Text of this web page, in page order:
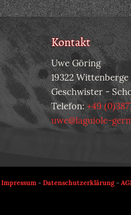
Kontakt
Uwe Göring
19322 Wittenberge
Geschwister -
Telefon:+49
uwe@laguiole-
Impressum - Datenschutzerklärung-